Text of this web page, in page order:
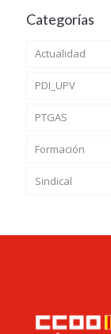
Categorías
Actualidad
PDI_UPV
PTGAS
Formación
Sindical